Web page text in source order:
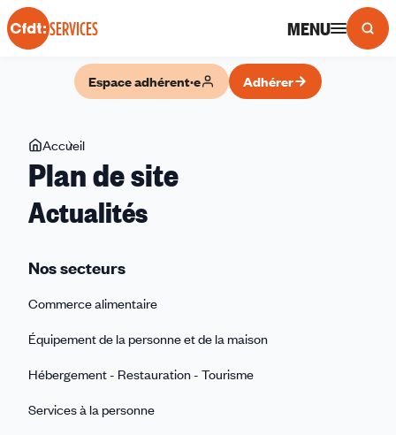
Panneau de gestion des cookies
SERVICES MENU
Espace adhérent·e Adhérer
Vous
êtes
ici
Accueil
de
site
Plan de site
Actualités
Nos secteurs
Commerce alimentaire
Équipement de la personne et de la maison
Hébergement - Restauration - Tourisme
Services à la personne